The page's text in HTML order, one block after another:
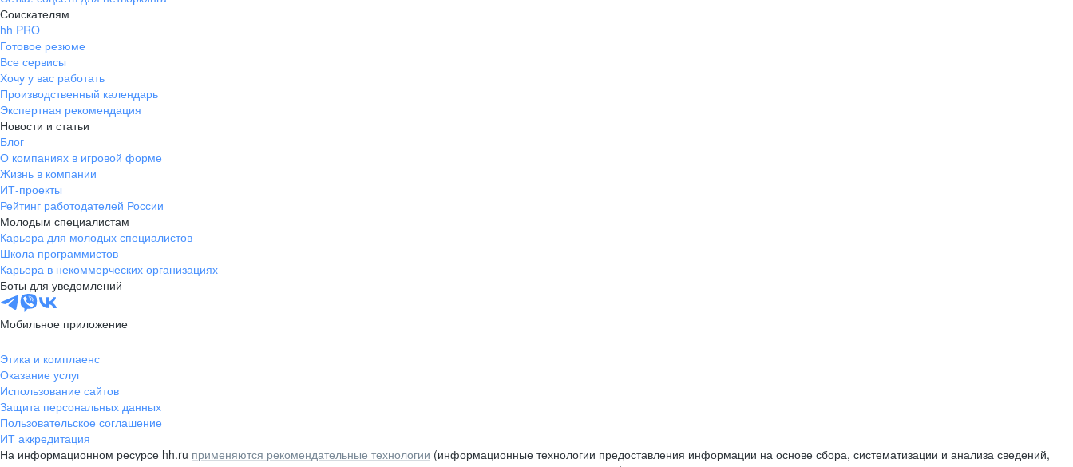
Соискателям
hh PRO
Готовое резюме
Все сервисы
Хочу у вас работать
Производственный календарь
Экспертная рекомендация
Новости и статьи
Блог
О компаниях в игровой форме
Жизнь в компании
ИТ-проекты
Рейтинг работодателей России
Молодым специалистам
Карьера для молодых специалистов
Школа программистов
Карьера в некоммерческих организациях
Боты для уведомлений
Мобильное приложение
Этика и комплаенс
Оказание услуг
Использование сайтов
Защита персональных данных
Пользовательское соглашение
ИТ аккредитация
На информационном ресурсе hh.ru применяются рекомендательные технологии (информационные технологии предоставления информации на основе сбора, систематизации и анализа сведений,